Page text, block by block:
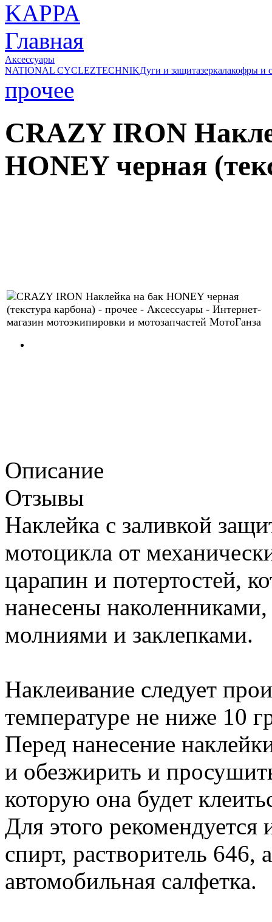
Главная
Аксессуары
NATIONAL CYCLEZTECHNIKДуги и защитазеркалакофры и
прочее
CRAZY IRON
HONEY черная
Описание
Отзывы
Наклейка с заливкой
мотоцикла от
царапин и потертостей,
нанесены
молниями и заклепками.
Наклеивание следует
температуре не ниже 10
Перед нанесение
и обезжирить и
которую она будет
Для этого рекомендуется
спирт, растворитель 646,
автомобильная салфетка.